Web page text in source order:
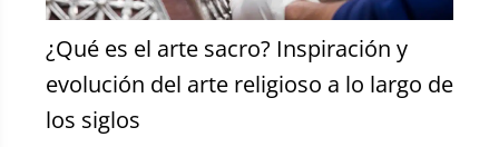
¿Qué es el arte sacro? Inspiración y
evolución del arte religioso a lo largo de
los siglos